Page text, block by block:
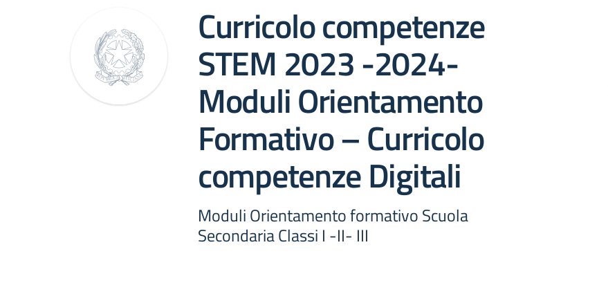
Curricolo competenze
STEM 2023 -2024-
Moduli Orientamento
Formativo – Curricolo
competenze Digitali
Moduli Orientamento formativo Scuola
Secondaria Classi I -II- III